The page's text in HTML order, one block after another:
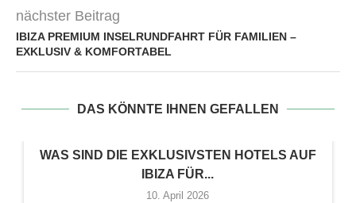
nächster Beitrag
IBIZA PREMIUM INSELRUNDFAHRT FÜR FAMILIEN –
EXKLUSIV & KOMFORTABEL
DAS KÖNNTE IHNEN GEFALLEN
WAS SIND DIE EXKLUSIVSTEN HOTELS AUF
IBIZA FÜR...
10. April 2026